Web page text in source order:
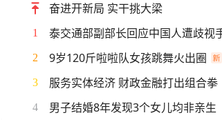
奋进开新局 实干挑大梁
1 泰交通部副部长回应中国人遭歧视
2 9岁120斤啦啦队女孩跳舞火出圈
3 服务实体经济 财政金融打出组合拳
4 男子结婚8年发现3个女儿均非亲生